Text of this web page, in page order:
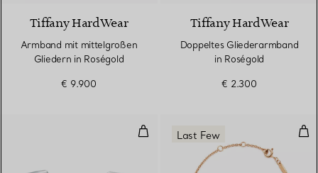
Tiffany HardWear
Armband mit mittelgroßen
Gliedern in Roségold
€ 9.900
Tiffany HardWear
Doppeltes Gliederarmband
in Roségold
€ 2.300
Cuff in Silber, schmal
Last Few